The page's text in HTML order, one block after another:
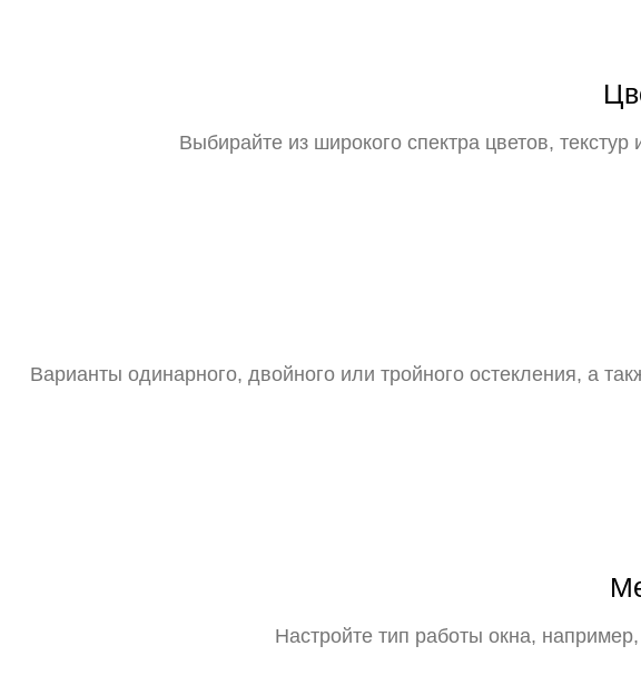
Выбирайте из широкого спектра цветов,
Варианты одинарного, двойного или тройного остекления, а
Настройте тип работы окна,